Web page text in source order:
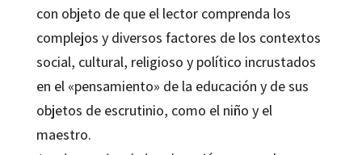
con objeto de que el lector comprenda los
complejos y diversos factores de los contextos
social, cultural, religioso y político incrustados
en el «pensamiento» de la educación y de sus
objetos de escrutinio, como el niño y el
maestro.